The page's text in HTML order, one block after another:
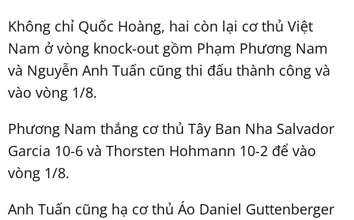
Không chỉ Quốc Hoàng, hai còn lại cơ thủ Việt
Nam ở vòng knock-out gồm Phạm Phương Nam
và Nguyễn Anh Tuấn cũng thi đấu thành công và
vào vòng 1/8.
Phương Nam thắng cơ thủ Tây Ban Nha Salvador
Garcia 10-6 và Thorsten Hohmann 10-2 để vào
vòng 1/8.
Anh Tuấn cũng hạ cơ thủ Áo Daniel Guttenberger